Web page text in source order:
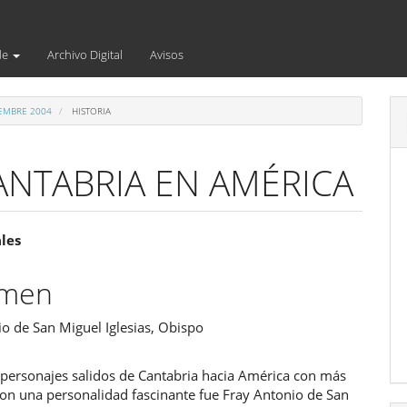
Archivo Digital Avisos
2004 HISTORIA
EN AMÉRICA
de San Miguel Iglesias, Obispo
salidos de Cantabria hacia América con más
una personalidad fascinante fue Fray Antonio de San